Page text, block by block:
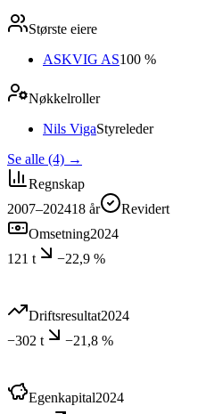
Største eiere
ASKVIG AS100 %
Nøkkelroller
Nils VigaStyreleder
Se alle (4) →
Regnskap
2007–202418 år
Revidert
Omsetning2024
121 t
−22,9 %
Driftsresultat2024
−302 t
−21,8 %
Egenkapital2024